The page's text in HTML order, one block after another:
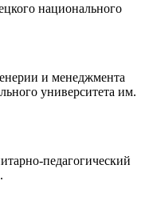
национального
и менеджмента
университета им.
педагогический